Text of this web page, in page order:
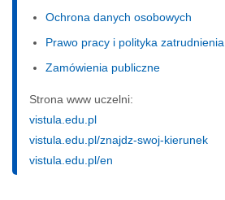
Ochrona danych osobowych
Prawo pracy i polityka zatrudnienia
Zamówienia publiczne
Strona www uczelni:
vistula.edu.pl
vistula.edu.pl/znajdz-swoj-kierunek
vistula.edu.pl/en